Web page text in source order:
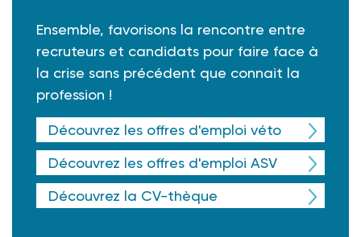
Ensemble, favorisons la rencontre entre
recruteurs et candidats pour faire face à
la crise sans précédent que connait la
profession !
Découvrez les offres d'emploi véto
Découvrez les offres d'emploi ASV
Découvrez la CV-thèque